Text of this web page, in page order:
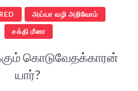
அய்யா வழி அறிவோம்
சக்தி மீனா
கொடுவேதக்காரன்
யார்?